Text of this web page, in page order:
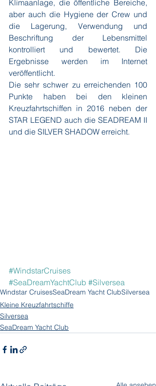
Klimaanlage, die öffentliche Bereiche,
aber auch die Hygiene der Crew und
die Lagerung, Verwendung und
Beschriftung der Lebensmittel
kontrolliert und bewertet. Die
Ergebnisse werden im Internet
veröffentlicht.
Die sehr schwer zu erreichenden 100
Punkte haben bei den kleinen
Kreuzfahrtschiffen in 2016 neben der
STAR LEGEND auch die SEADREAM II
und die SILVER SHADOW erreicht.
#WindstarCruises
#SeaDreamYachtClub #Silversea
Windstar CruisesSeaDream Yacht ClubSilversea
Kleine Kreuzfahrtschiffe
Silversea
SeaDream Yacht Club